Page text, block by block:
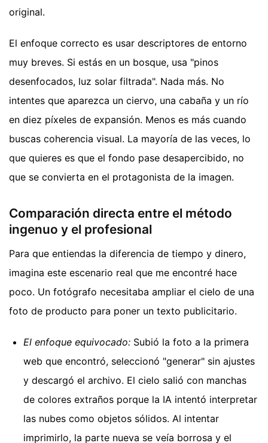
original.
El enfoque correcto es usar descriptores de entorno
muy breves. Si estás en un bosque, usa "pinos
desenfocados, luz solar filtrada". Nada más. No
intentes que aparezca un ciervo, una cabaña y un río
en diez píxeles de expansión. Menos es más cuando
buscas coherencia visual. La mayoría de las veces, lo
que quieres es que el fondo pase desapercibido, no
que se convierta en el protagonista de la imagen.
Comparación directa entre el método
ingenuo y el profesional
Para que entiendas la diferencia de tiempo y dinero,
imagina este escenario real que me encontré hace
poco. Un fotógrafo necesitaba ampliar el cielo de una
foto de producto para poner un texto publicitario.
El enfoque equivocado: Subió la foto a la primera
web que encontró, seleccionó "generar" sin ajustes
y descargó el archivo. El cielo salió con manchas
de colores extraños porque la IA intentó interpretar
las nubes como objetos sólidos. Al intentar
imprimirlo, la parte nueva se veía borrosa y el